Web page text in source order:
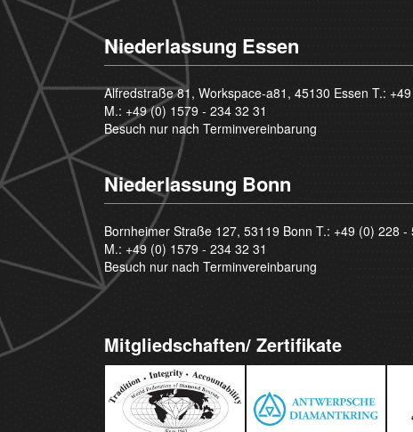
Niederlassung Essen
Alfredstraße 81, Workspace-a81, 45130 Essen T.:
M.: +49 (0) 1579 - 234 32 31
Besuch nur nach Terminvereinbarung
Niederlassung Bonn
Bornheimer Straße 127, 53119 Bonn T.: +49 (0) 228 -
M.: +49 (0) 1579 - 234 32 31
Besuch nur nach Terminvereinbarung
Mitgliedschaften/ Zertifikate